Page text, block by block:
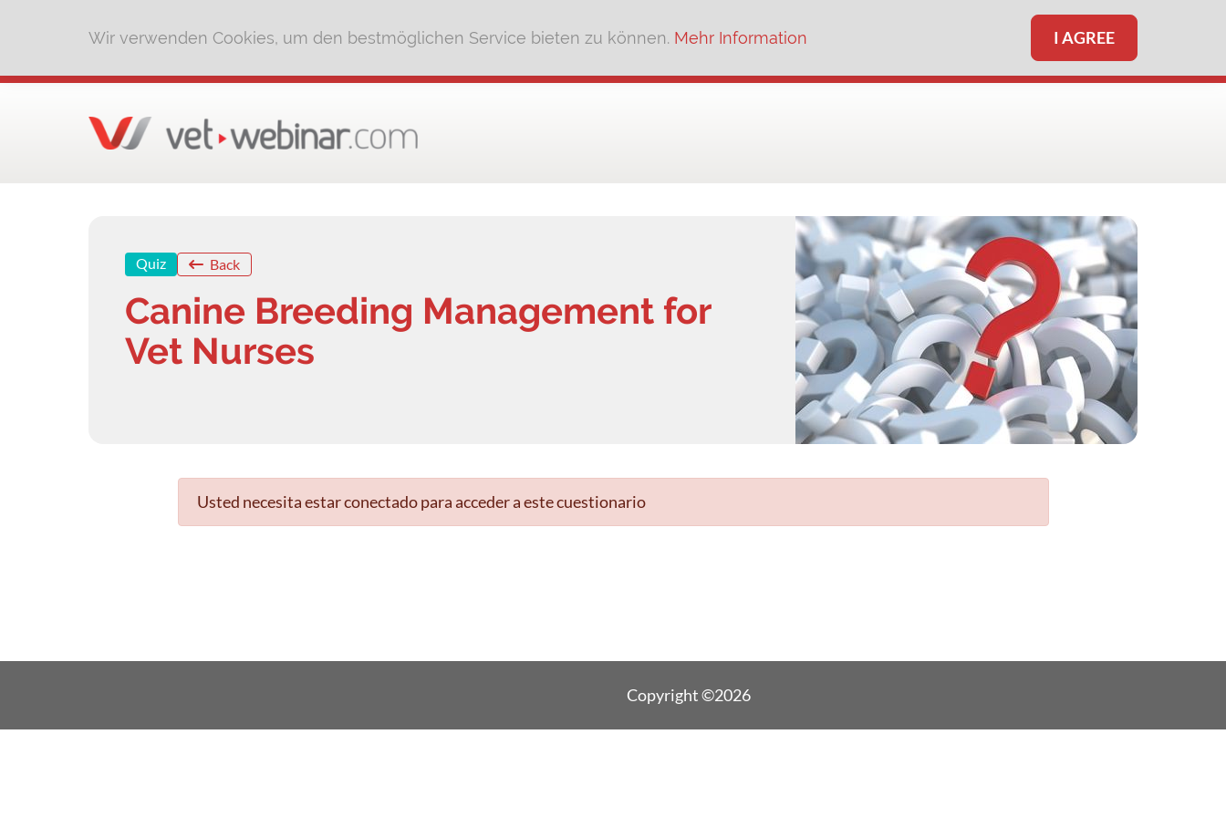
Wir verwenden Cookies, um den bestmöglichen Service bieten zu können. Mehr Information I AGREE
Quiz Back
Canine Breeding Management for
Vet Nurses
Usted necesita estar conectado para acceder a este cuestionario
Copyright ©2026